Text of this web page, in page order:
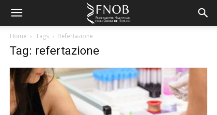
Home Tags Refertazione
Tag: refertazione